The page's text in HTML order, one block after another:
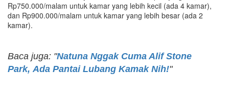
Rp750.000/malam untuk kamar yang lebih kecil (ada 4 kamar),
dan Rp900.000/malam untuk kamar yang lebih besar (ada 2
kamar).
Baca juga: "Natuna Nggak Cuma Alif Stone
Park, Ada Pantai Lubang Kamak Nih!"